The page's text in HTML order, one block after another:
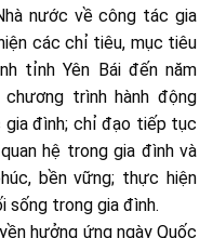
nước về công tác gia
các chỉ tiêu, mục tiêu
tỉnh Yên Bái đến năm
trình hành động
gia đình; chỉ đạo tiếp tục
hệ trong gia đình và
bền vững; thực hiện
sống trong gia đình.
hưởng ứng ngày Quốc